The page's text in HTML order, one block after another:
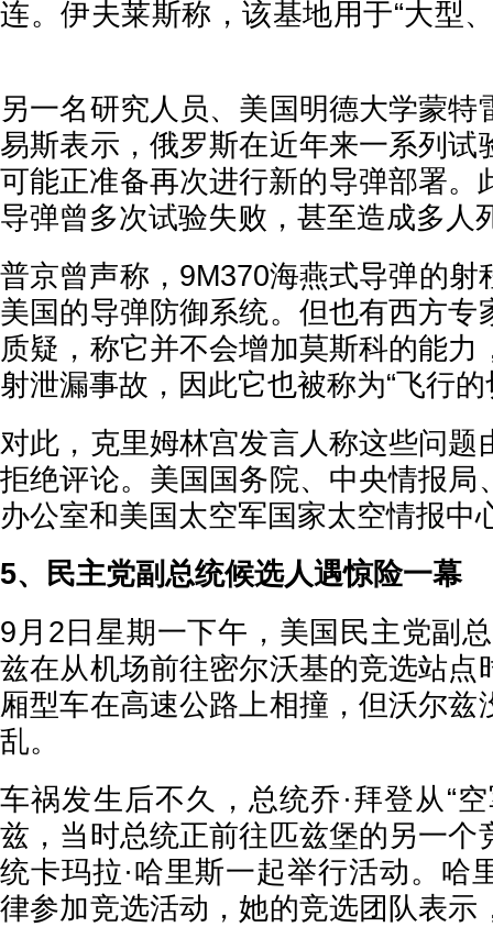
连。伊夫莱斯称，该基地用于“大
另一名研究人员、美国明德大学蒙特
易斯表示，俄罗斯在近年来一系列试
可能正准备再次进行新的导弹部署。
导弹曾多次试验失败，甚至造成多人
普京曾声称，9M370海燕式导弹的射
美国的导弹防御系统。但也有西方专
质疑，称它并不会增加莫斯科的能力
射泄漏事故，因此它也被称为“飞行
对此，克里姆林宫发言人称这些问题
拒绝评论。美国国务院、中央情报局
办公室和美国太空军国家太空情报中
5、民主党副总统候选人遇惊险一幕
9月2日星期一下午，美国民主党副
兹在从机场前往密尔沃基的竞选站点
厢型车在高速公路上相撞，但沃尔兹
乱。
车祸发生后不久，总统乔·拜登从“
兹，当时总统正前往匹兹堡的另一个
统卡玛拉·哈里斯一起举行活动。哈
律参加竞选活动，她的竞选团队表示